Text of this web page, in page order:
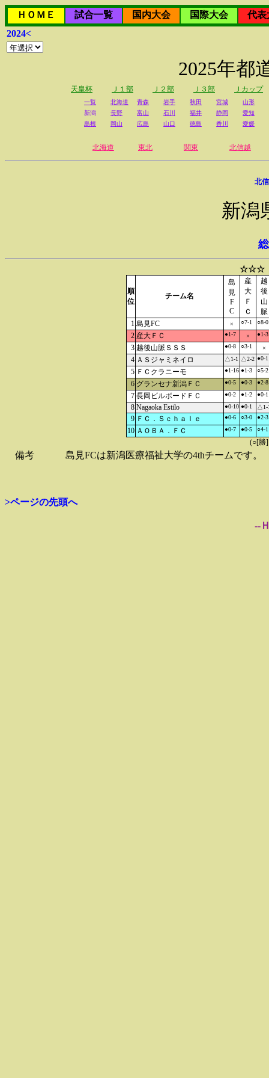
ＨＯＭＥ 試合一覧 国内大会 国際大会
代表
2024<
2025年都
天皇杯 Ｊ１部 Ｊ２部 Ｊ３部 Ｊカップ
一覧 北海道 青森 岩手 秋田 宮城
山形
新潟
長野 富山 石川 福井 静岡
愛知
島根
岡山 広島 山口 徳島 香川 愛媛
北海道 東北 関東 北信越
北
新潟
☆☆☆
順
位
チーム名
島
見
F
C
産
大
Ｆ
Ｃ
越
後
山
脈
1 島見FC × ○7-1 ○8-0
2 産大ＦＣ ●1-7 × ●1-3
3 越後山脈ＳＳＳ ●0-8 ○3-1 ×
4 ＡＳジャミネイロ △1-1 △2-2 ●0-1
5 ＦＣクラニーモ ●1-16 ●1-3 ○5-2
6 グランセナ新潟ＦＣ ●0-5 ●0-3 ●2-8
7 長岡ビルボードＦＣ ●0-2 ●1-2 ●0-1
8 Nagaoka Estilo ●0-10 ●0-1 △1-
9 ＦＣ．Ｓｃｈａｌｅ ●0-6 ○3-0 ●2-3
10 ＡＯＢＡ．ＦＣ ●0-7 ●0-5 ○4-1
(○[勝
備考 島見FCは新潟医療福祉大学の4thチームです。
>ページの先頭へ
--